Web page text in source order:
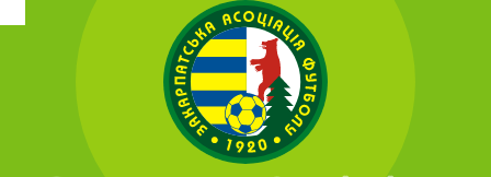
Головне меню